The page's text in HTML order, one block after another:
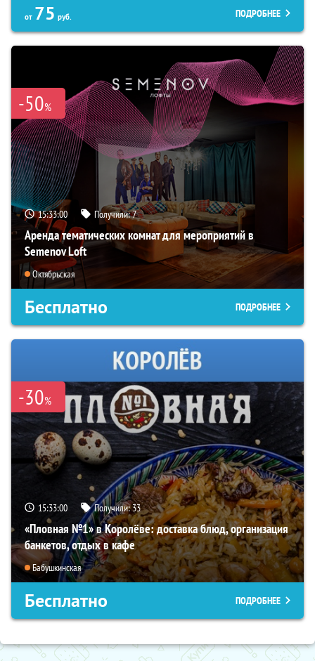
от 75 руб. ПОДРОБНЕЕ
-50%
15:32:59 Получили:7
Аренда тематических комнат для мероприятий в
Semenov Loft
Октябрьская
Бесплатно ПОДРОБНЕЕ
-30%
15:32:59 Получили:33
«Пловная №1» в Королёве: доставка блюд, организация
банкетов, отдых в кафе
Бабушкинская
Бесплатно ПОДРОБНЕЕ